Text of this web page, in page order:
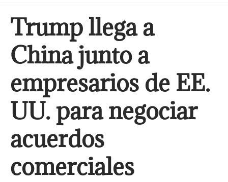
Trump llega a
China junto a
empresarios de EE.
UU. para negociar
acuerdos
comerciales